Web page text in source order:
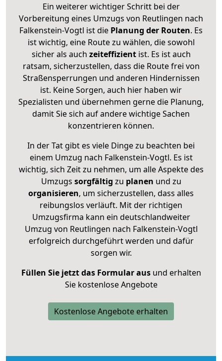
Ein weiterer wichtiger Schritt bei der
Vorbereitung eines Umzugs von Reutlingen nach
Falkenstein-Vogtl ist die Planung der Routen. Es
ist wichtig, eine Route zu wählen, die sowohl
sicher als auch zeiteffizientist. Es ist auch
ratsam, sicherzustellen, dass die Route frei von
Straßensperrungen und anderen Hindernissen
ist. Keine Sorgen, auch hier haben wir
Spezialisten und übernehmen gerne die Planung,
damit Sie sich auf andere wichtige Sachen
konzentrieren können.
In der Tat gibt es viele Dinge zu beachten bei
einem Umzug nach Falkenstein-Vogtl. Es ist
wichtig, sich Zeit zu nehmen, um alle Aspekte des
Umzugs sorgfältig zu planen und zu
organisieren, um sicherzustellen, dass alles
reibungslos verläuft. Mit der richtigen
Umzugsfirma kann ein deutschlandweiter
Umzug von Reutlingen nach Falkenstein-Vogtl
erfolgreich durchgeführt werden und dafür
sorgen wir.
Füllen Sie jetzt das Formular ausund erhalten
Sie kostenlose Angebote
Kostenlose Angebote erhalten